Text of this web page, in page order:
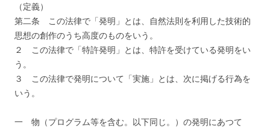
（定義）
第二条 この法律で「発明」とは、自然法則を利用した技術的
思想の創作のうち高度のものをいう。
２ この法律で「特許発明」とは、特許を受けている発明をい
う。
３ この法律で発明について「実施」とは、次に掲げる行為を
いう。
一 物（プログラム等を含む。以下同じ。）の発明にあつて